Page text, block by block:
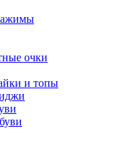
очки
и топы